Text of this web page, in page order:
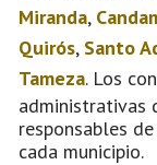
Miranda,
Quirós, Santo
Tameza. Los
administrativas
responsables
cada municipio.